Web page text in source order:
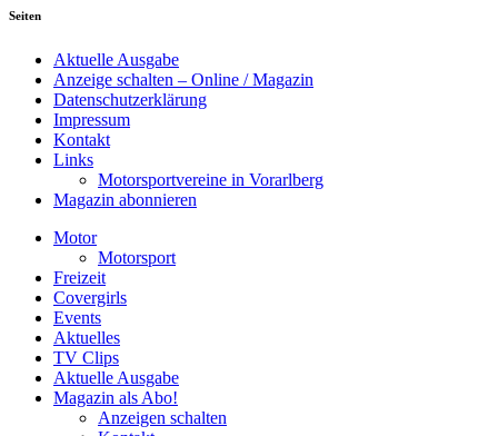
Seiten
Aktuelle Ausgabe
Anzeige schalten – Online / Magazin
Datenschutzerklärung
Impressum
Kontakt
Links
Motorsportvereine in Vorarlberg
Magazin abonnieren
Motor
Motorsport
Freizeit
Covergirls
Events
Aktuelles
TV Clips
Aktuelle Ausgabe
Magazin als Abo!
Anzeigen schalten